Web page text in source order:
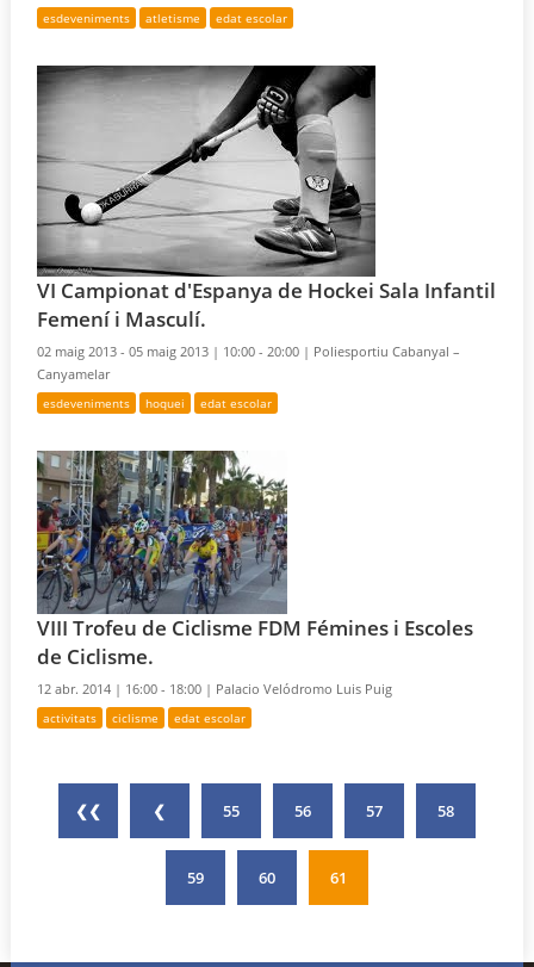
esdeveniments atletisme edat escolar
VI Campionat d'Espanya de Hockei Sala Infantil
Femení i Masculí.
02 maig 2013 - 05 maig 2013 | 10:00 - 20:00 | Poliesportiu Cabanyal –
Canyamelar
esdeveniments hoquei edat escolar
VIII Trofeu de Ciclisme FDM Fémines i Escoles
de Ciclisme.
12 abr. 2014 | 16:00 - 18:00 | Palacio Velódromo Luis Puig
activitats ciclisme edat escolar
❮❮ ❮ 55 56 57 58
59 60 61